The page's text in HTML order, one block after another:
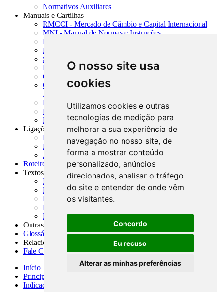
O nosso site usa
cookies
Utilizamos cookies e outras
tecnologias de medição para
melhorar a sua experiência de
navegação no nosso site, de
forma a mostrar conteúdo
personalizado, anúncios
direcionados, analisar o tráfego
do site e entender de onde vêm
os visitantes.
Concordo
Eu recuso
Alterar as minhas preferências
Normativos Auxiliares
Manuais e Cartilhas
RMCCI - Mercado de Câmbio e Capital Internacional
MNI - Manual de Normas e Instruções
MTVM - Manual de Títulos e Valores Mobiliários
MCR - Manual de Crédito Rural
SISORF - Manual de Organização do SFN
MASUP - Manual de Supervisão Bancária
CADOC - Catálogo de Documentos
CNAE-CONCLA - Classificação Nacional de
Atividades Econômicas
PMF - Cartilhas do BCB
Manuais Auxiliares do BCB e Cosif-e
Resenhas Diárias Governamentais
Ligações Externas
Links Úteis
Presidência da República
Agências Nacionais Reguladoras
Roteiros para Estudos
Textos
Índice de Textos
Editorial
Monografias
Na Imprensa
Fórum de Discussão
Outras ferramentas
Glossário
Relacionamento
Fale Conosco
Início
Principais notícias
Indicadores